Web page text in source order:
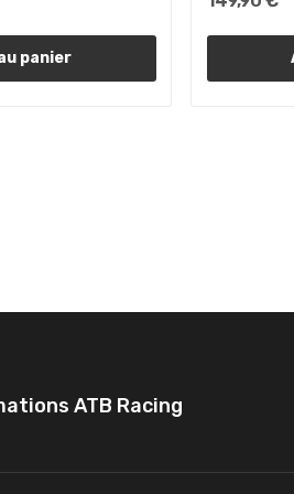
panier
ATB Racing